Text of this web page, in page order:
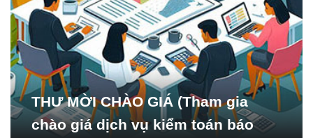
THƯ MỜI CHÀO GIÁ (Tham gia
chào giá dịch vụ kiểm toán báo